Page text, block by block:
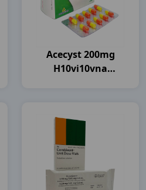
Acecyst 200mg
H10vi10vna